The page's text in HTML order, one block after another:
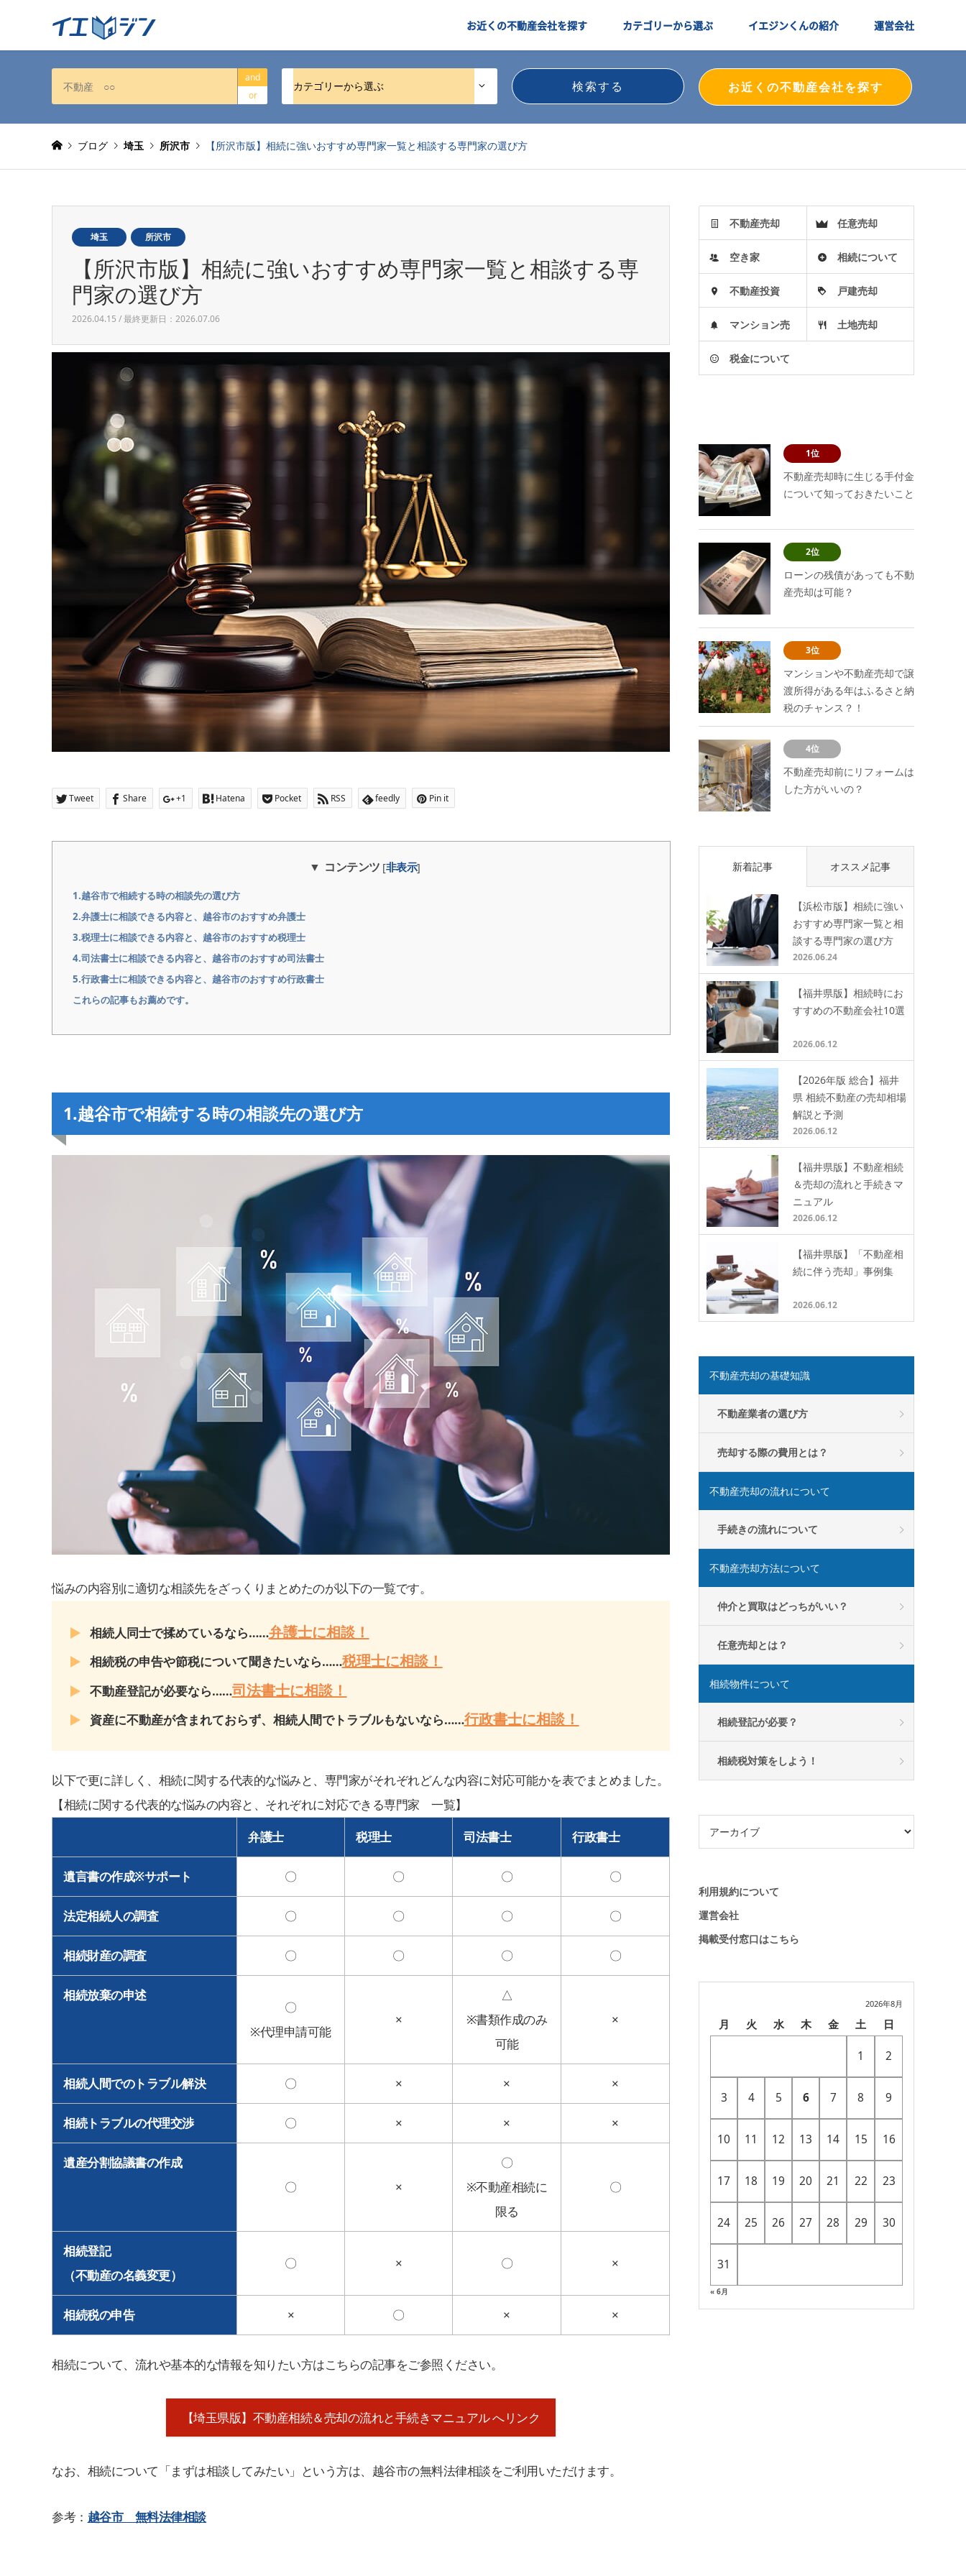
お近くの不動産会社を探す カテゴリーから選ぶ イエジンくんの紹介 運営会社
and
or
カテゴリーから選ぶ お近くの不動産会社を探す
ブログ 埼玉 所沢市 【所沢市版】相続に強いおすすめ専門家一覧と相談する専門家の選び方
埼玉 所沢市
【所沢市版】相続に強いおすすめ専門家一覧と相談する専
門家の選び方
2026.04.15 / 最終更新日：2026.07.06
Tweet Share +1 Hatena Pocket RSS feedly Pin it
コンテンツ [非表示]
1.越谷市で相続する時の相談先の選び方
2.弁護士に相談できる内容と、越谷市のおすすめ弁護士
3.税理士に相談できる内容と、越谷市のおすすめ税理士
4.司法書士に相談できる内容と、越谷市のおすすめ司法書士
5.行政書士に相談できる内容と、越谷市のおすすめ行政書士
これらの記事もお薦めです。
1.越谷市で相続する時の相談先の選び方
悩みの内容別に適切な相談先をざっくりまとめたのが以下の一覧です。
相続人同士で揉めているなら……弁護士に相談！
相続税の申告や節税について聞きたいなら……税理士に相談！
不動産登記が必要なら……司法書士に相談！
資産に不動産が含まれておらず、相続人間でトラブルもないなら……行政書士に相談！
以下で更に詳しく、相続に関する代表的な悩みと、専門家がそれぞれどんな内容に対応可能かを表でまとめました。
【相続に関する代表的な悩みの内容と、それぞれに対応できる専門家 一覧】
弁護士
税理士 司法書士 行政書士
遺言書の作成※サポート 〇 〇 〇 〇
法定相続人の調査 〇 〇 〇 〇
相続財産の調査 〇 〇 〇 〇
相続放棄の申述
〇
※代理申請可能
×
△
※書類作成のみ
可能
×
相続人間でのトラブル解決 〇 × × ×
相続トラブルの代理交渉 〇 × × ×
遺産分割協議書の作成
〇
×
〇
※不動産相続に
限る
〇
相続登記
（不動産の名義変更）
〇 × 〇 ×
相続税の申告 × 〇 × ×
相続について、流れや基本的な情報を知りたい方はこちらの記事をご参照ください。
【埼玉県版】不動産相続＆売却の流れと手続きマニュアル へリンク
なお、相続について「まずは相談してみたい」という方は、越谷市の無料法律相談をご利用いただけます。
参考： 越谷市 無料法律相談
不動産売却 任意売却
空き家 相続について
不動産投資 戸建売却
マンション売
却
土地売却
税金について
1位
不動産売却時に生じる手付金
について知っておきたいこと
2位
ローンの残債があっても不動
産売却は可能？
3位
マンションや不動産売却で譲
渡所得がある年はふるさと納
税のチャンス？！
4位
不動産売却前にリフォームは
した方がいいの？
新着記事 オススメ記事
【浜松市版】相続に強い
おすすめ専門家一覧と相
談する専門家の選び方
2026.06.24
【福井県版】相続時にお
すすめの不動産会社10選
2026.06.12
【2026年版 総合】福井
県 相続不動産の売却相場
解説と予測
2026.06.12
【福井県版】不動産相続
＆売却の流れと手続きマ
ニュアル
2026.06.12
【福井県版】「不動産相
続に伴う売却」事例集
2026.06.12
不動産売却の基礎知識
不動産業者の選び方
売却する際の費用とは？
不動産売却の流れについて
手続きの流れについて
不動産売却方法について
仲介と買取はどっちがいい？
任意売却とは？
相続物件について
相続登記が必要？
相続税対策をしよう！
利用規約について
運営会社
掲載受付窓口はこちら
2026年8月
月 火 水 木 金 土 日
1 2
3 4 5 6 7 8 9
10 11 12 13 14 15 16
17 18 19 20 21 22 23
24 25 26 27 28 29 30
31
« 6月